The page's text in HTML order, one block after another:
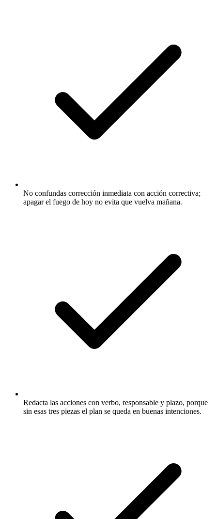
No confundas corrección inmediata con acción correctiva;
apagar el fuego de hoy no evita que vuelva mañana.
Redacta las acciones con verbo, responsable y plazo, porque
sin esas tres piezas el plan se queda en buenas intenciones.